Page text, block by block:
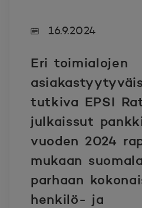
16.9.2024
Eri toimialojen
tutkiva EPSI
julkaissut
vuoden 2024
mukaan
parhaan
henkilö- ja